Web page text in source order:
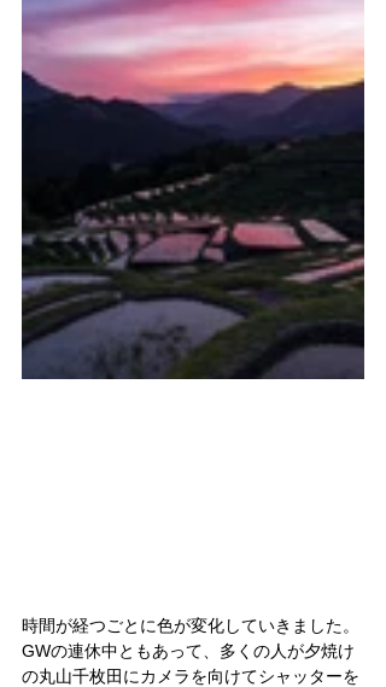
時間が経つごとに色が変化していきました。
GWの連休中ともあって、多くの人が夕焼け
の丸山千枚田にカメラを向けてシャッターを